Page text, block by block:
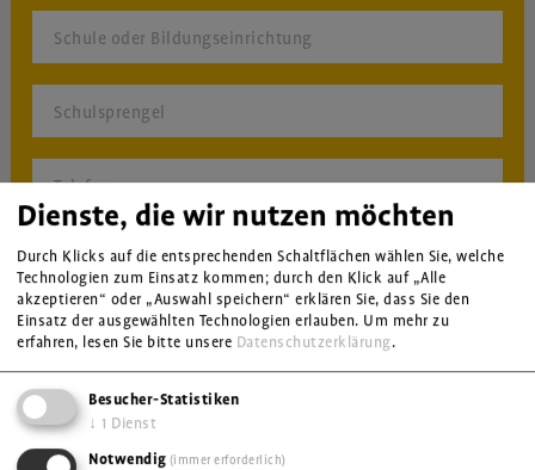
Schule oder Bildungseinrichtung
Schulsprengel
Telefon
E-Mail
Klasse(n) und Anzahl Schüler*innen
Wunschtermin(e)
Dienste, die wir nutzen möchten
Durch Klicks auf die entsprechenden Schaltflächen wählen Sie, welche
Technologien zum Einsatz kommen; durch den Klick auf „Alle
akzeptieren“ oder „Auswahl speichern“ erklären Sie, dass Sie den
Einsatz der ausgewählten Technologien erlauben. Um mehr zu
erfahren, lesen Sie bitte unsere Datenschutzerklärung.
Besucher-Statistiken
↓ 1 Dienst
Notwendig (immer erforderlich)